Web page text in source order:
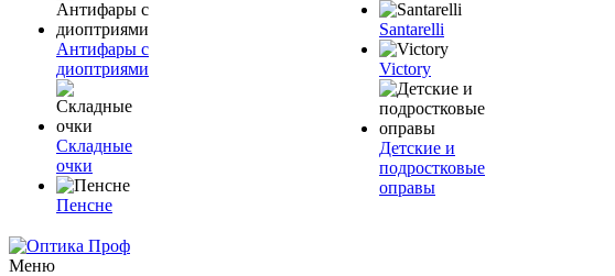
Антифары с
диоптриями
Складные
очки
Пенсне
Santarelli
Victory
Детские и
подростковые
оправы
Меню